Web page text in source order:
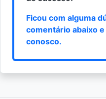
Ficou com alguma
comentário abaixo e
conosco.